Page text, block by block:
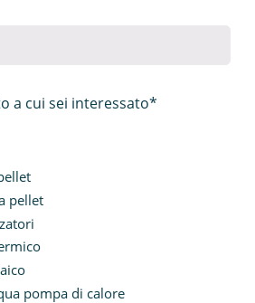
a cui sei interessato*
pellet
pompa di calore